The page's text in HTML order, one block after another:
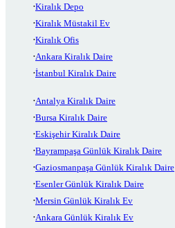
Kiralık Depo
Kiralık Müstakil Ev
Kiralık Ofis
Ankara Kiralık Daire
İstanbul Kiralık Daire
Antalya Kiralık Daire
Bursa Kiralık Daire
Eskişehir Kiralık Daire
Bayrampaşa Günlük Kiralık Daire
Gaziosmanpaşa Günlük Kiralık Daire
Esenler Günlük Kiralık Daire
Mersin Günlük Kiralık Ev
Ankara Günlük Kiralık Ev